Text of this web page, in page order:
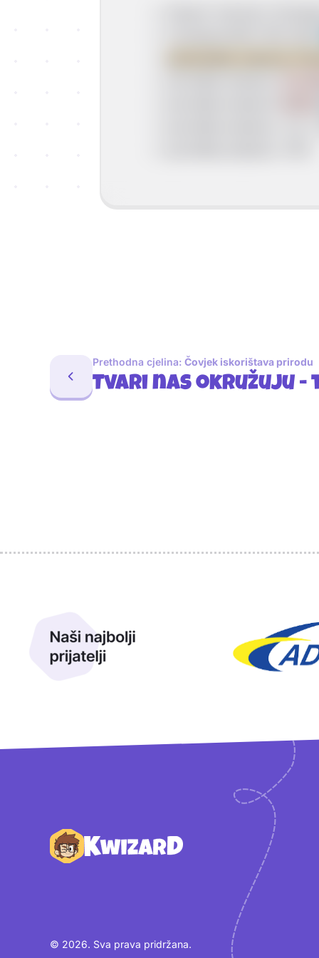
Prethodna cjelina: Čovjek iskorištava prirodu
Tvari nas okružuju -
Podnožje
© 2026. Sva prava pridržana.